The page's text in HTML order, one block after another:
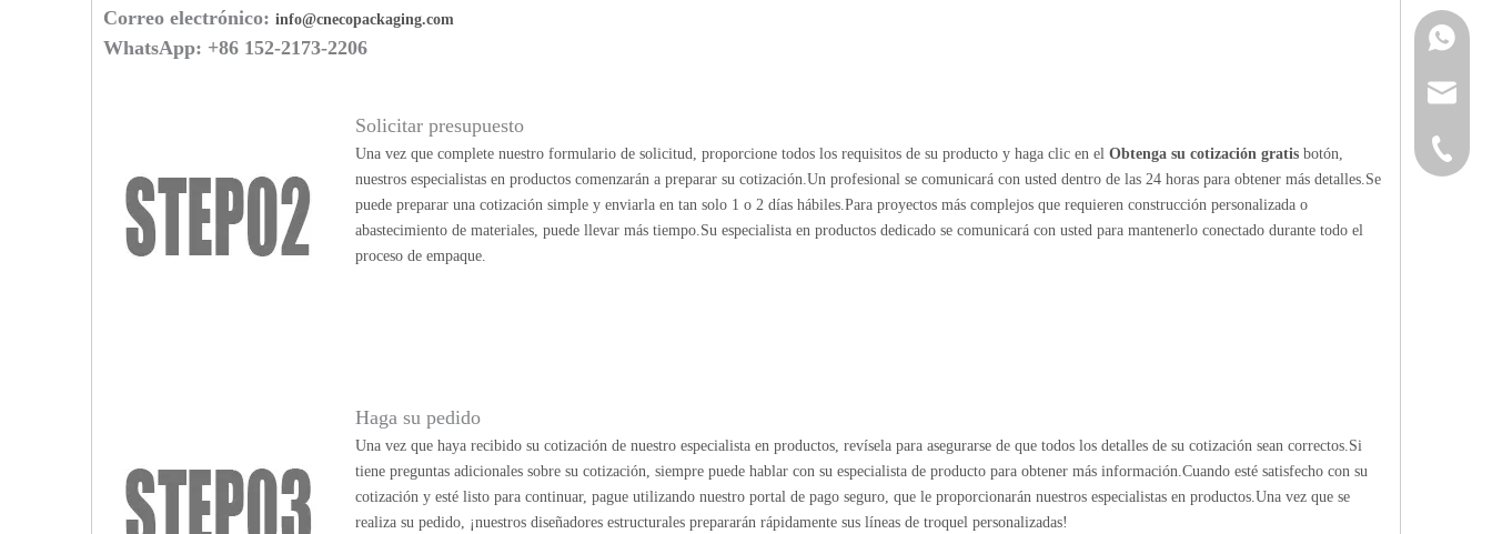
Correo electrónico: info@cnecopackaging.com
WhatsApp: +86 152-2173-2206
Solicitar presupuesto
Una vez que complete nuestro formulario de solicitud, proporcione todos los requisitos de su producto y haga clic en elObtenga su cotización gratis botón,
nuestros especialistas en productos comenzarán a preparar su cotización.Un profesional se comunicará con usted dentro de las 24 horas para obtener más detalles.Se
puede preparar una cotización simple y enviarla en tan solo 1 o 2 días hábiles.Para proyectos más complejos que requieren construcción personalizada o
abastecimiento de materiales, puede llevar más tiempo.Su especialista en productos dedicado se comunicará con usted para mantenerlo conectado durante todo el
proceso de empaque.
Haga su pedido
Una vez que haya recibido su cotización de nuestro especialista en productos, revísela para asegurarse de que todos los detalles de su cotización sean correctos.Si
tiene preguntas adicionales sobre su cotización, siempre puede hablar con su especialista de producto para obtener más información.Cuando esté satisfecho con su
cotización y esté listo para continuar, pague utilizando nuestro portal de pago seguro, que le proporcionarán nuestros especialistas en productos.Una vez que se
realiza su pedido, ¡nuestros diseñadores estructurales prepararán rápidamente sus líneas de troquel personalizadas!
+86-